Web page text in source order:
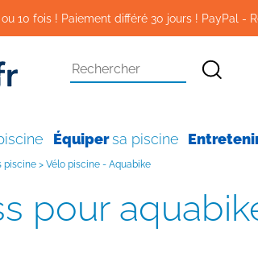
10 fois ! Paiement différé 30 jours ! PayPal
Équipersa piscine
piscine > Vélo piscine - Aquabike
pour